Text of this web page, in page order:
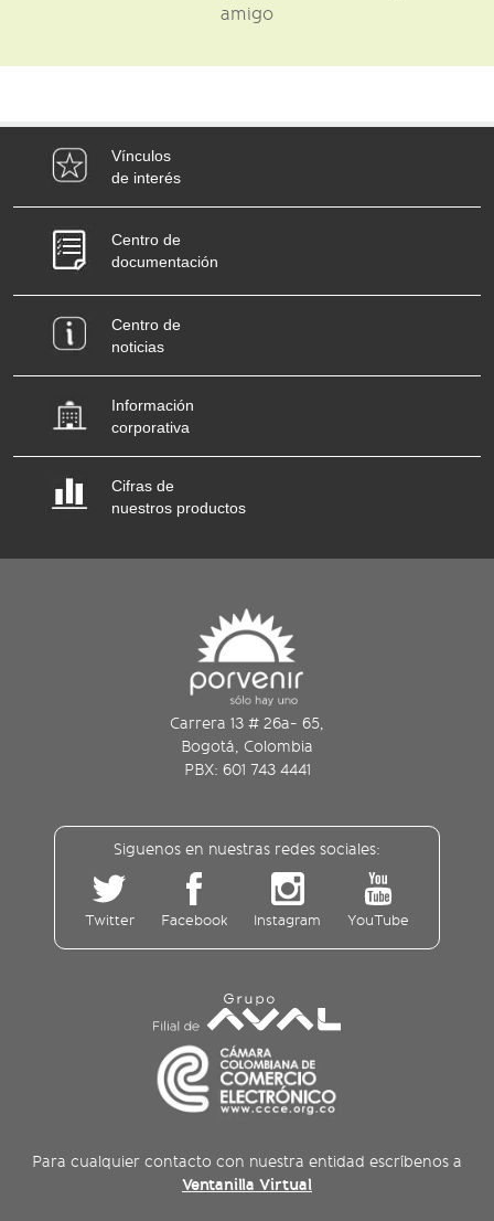
amigo
Vínculos
de interés
Centro de
documentación
Centro de
noticias
Información
corporativa
Cifras de
nuestros productos
Carrera 13 # 26a- 65,
Bogotá, Colombia
PBX: 601 743 4441
Siguenos en nuestras redes sociales:
Twitter Facebook Instagram YouTube
Para cualquier contacto con nuestra entidad escríbenos a
Ventanilla Virtual